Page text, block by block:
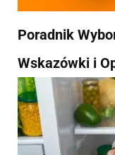
Poradnik
Wskazówki i